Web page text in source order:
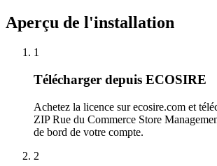
Aperçu de l'installation
1
Télécharger depuis ECOSIRE
Achetez la licence sur ecosire.com et
ZIP Rue du Commerce Store
de bord de votre compte.
2